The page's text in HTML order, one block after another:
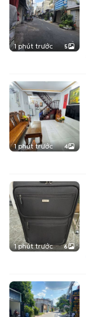
1 phút trước 5
1 phút trước 4
1 phút trước 6